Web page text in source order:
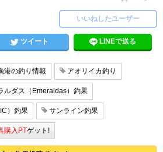
いいねしたユーザー
ツイート LINEで送る
港の釣り情報 アオリイカ釣り
ルダス（Emeraldas）釣果
）釣果 サンライン釣果
購入PTゲット!